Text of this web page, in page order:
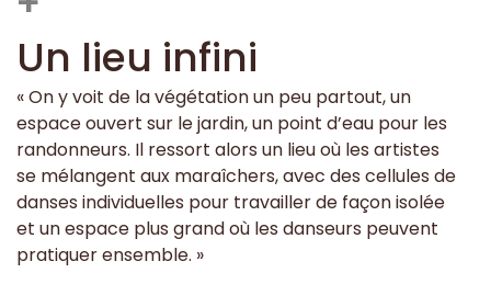
Un lieu infini
« On y voit de la végétation un peu partout, un
espace ouvert sur le jardin, un point d’eau pour les
randonneurs. Il ressort alors un lieu où les artistes
se mélangent aux maraîchers, avec des cellules de
danses individuelles pour travailler de façon isolée
et un espace plus grand où les danseurs peuvent
pratiquer ensemble. »